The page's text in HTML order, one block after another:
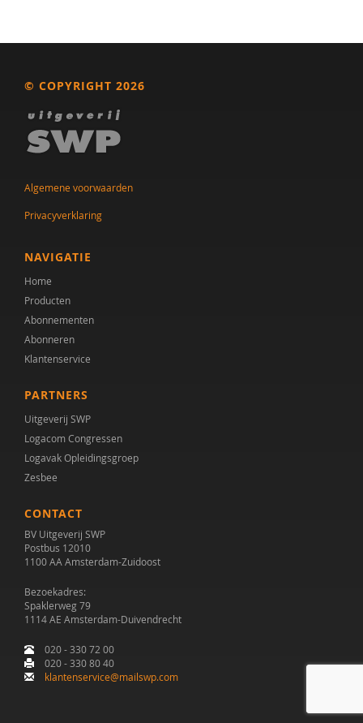
Suzanne Gerritsen
Marijke Gottmer
Kirstin Greaves Lord
Kirstin Greaves-Lord
Kirstin Greaves-Lord (Erasmus MC
Yvonne Groen
Mw. H. van Lieshout
Neeltje van Haren
Nelleke van Harten
Kristien Hermans
Elske Hoddenbach
Evelien Hoevenaars
Allies Hoogma
Wiljo van Hout
Eline Huberts
© COPYRIGHT 2026
Algemene voorwaarden
Privacyverklaring
NAVIGATIE
Home
Producten
Abonnementen
Abonneren
Klantenservice
PARTNERS
Uitgeverij SWP
Logacom Congressen
Logavak Opleidingsgroep
Zesbee
CONTACT
BV Uitgeverij SWP
Postbus 12010
1100 AA Amsterdam-Zuidoost
Bezoekadres:
Spaklerweg 79
1114 AE Amsterdam-Duivendrecht
020 - 330 72 00
020 - 330 80 40
klantenservice@mailswp.com